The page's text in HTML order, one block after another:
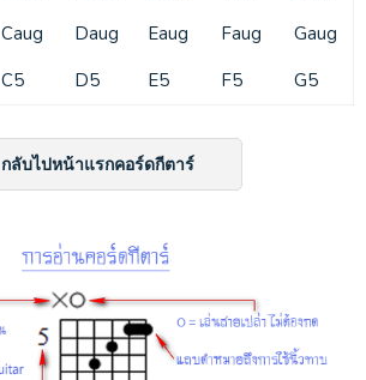
Caug Daug Eaug Faug
Gaug
C5 D5 E5 F5 G5
กลับไปหน้าแรกคอร์ดกีตาร์